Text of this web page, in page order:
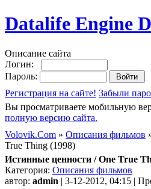
Datalife Engine
Описание сайта
Логин:
Пароль:
Регистрация на сайте! Забыли
Вы просматриваете мобильную
полную версию сайта.
Volovik.Com » Описания фильмов
True Thing (1998)
Истинные ценности / One True
Категория: Описания фильмов
автор: admin | 3-12-2012, 04:15 |